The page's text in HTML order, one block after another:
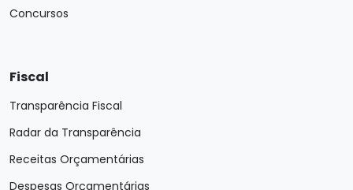
Concursos
Fiscal
Transparência Fiscal
Radar da Transparência
Receitas Orçamentárias
Despesas Orçamentárias